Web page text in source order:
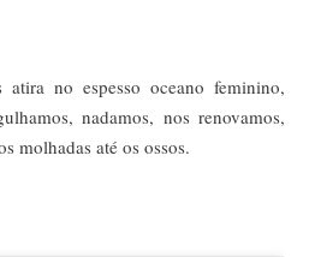
atira no espesso oceano feminino,
nadamos, nos renovamos,
molhadas até os ossos.